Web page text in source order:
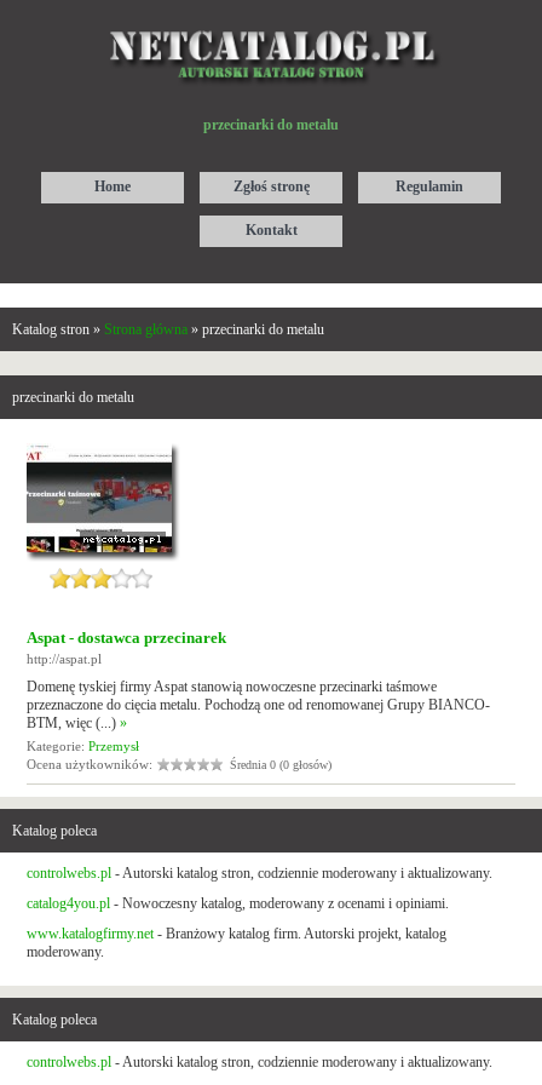
przecinarki do metalu
Home Zgłoś stronę Regulamin
Kontakt
Katalog stron » Strona główna » przecinarki do metalu
przecinarki do metalu
Aspat - dostawca przecinarek
http://aspat.pl
Domenę tyskiej firmy Aspat stanowią nowoczesne przecinarki taśmowe
przeznaczone do cięcia metalu. Pochodzą one od renomowanej Grupy BIANCO-
BTM, więc (...)»
Kategorie:Przemysł
Ocena użytkowników:
Średnia 0 (0 głosów)
Katalog poleca
controlwebs.pl - Autorski katalog stron, codziennie moderowany i aktualizowany.
catalog4you.pl - Nowoczesny katalog, moderowany z ocenami i opiniami.
www.katalogfirmy.net - Branżowy katalog firm. Autorski projekt, katalog
moderowany.
Katalog poleca
controlwebs.pl - Autorski katalog stron, codziennie moderowany i aktualizowany.